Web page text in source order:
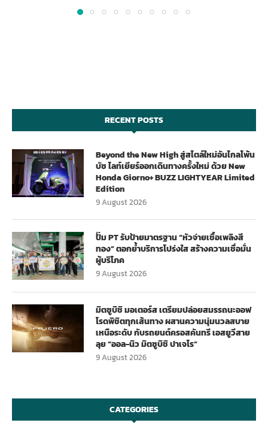
RECENT POSTS
Beyond the New High สู่สไตล์ใหม่อันไกลโพ้น
บัซ ไลท์เยียร์ออกเดินทางครั้งใหม่ ด้วย New
Honda Giorno+ BUZZ LIGHTYEAR Limited
Edition
9 August 2026
ปั๊ม PT รับป้ายมาตรฐาน “หัวจ่ายเชื้อเพลิงสี
ทอง” ตอกย้ำบริการโปร่งใส สร้างความเชื่อมั่น
ผู้บริโภค
9 August 2026
มิตซูบิชิ มอเตอร์ส เตรียมปล่อยสมรรถนะออฟ
โรดพิชิตทุกเส้นทาง ผสานความนุ่มนวลสบาย
เหนือระดับ กับรถยนต์ครอสคันทรี เอสยูวีสาย
ลุย “ออล-นิว มิตซูบิชิ ปาเจโร”
9 August 2026
CATEGORIES